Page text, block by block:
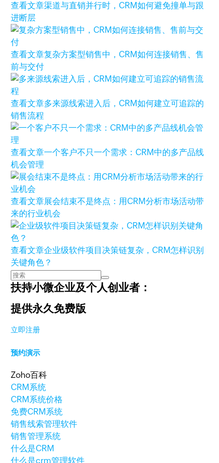
查看文章渠道与直销并行时，CRM如何避免撞单与跟
进断层
查看文章复杂方案型销售中，CRM如何连接销售、售
前与交付
查看文章多来源线索进入后，CRM如何建立可追踪的
销售流程
查看文章一个客户不只一个需求：CRM中的多产品线
机会管理
查看文章展会结束不是终点：用CRM分析市场活动带
来的行业机会
查看文章企业级软件项目决策链复杂，CRM怎样识别
关键角色？
扶持小微企业及个人创业者：
提供永久免费版
立即注册
预约演示
Zoho百科
CRM系统
CRM系统价格
免费CRM系统
销售线索管理软件
销售管理系统
什么是CRM
什么是crm管理软件